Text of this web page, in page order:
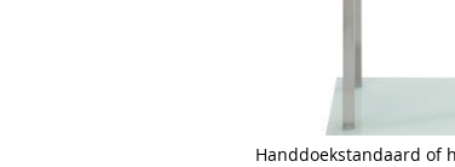
Handdoekstandaard of